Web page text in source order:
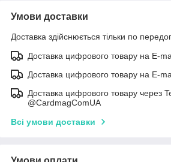
Умови доставки
Доставка здійснюється тільки по
Доставка цифрового товару на E-
Доставка цифрового товару на E-
Доставка цифрового товару через
@CardmagComUA
Всі умови доставки